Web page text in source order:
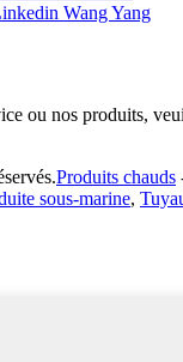
ou nos produits,
Produits chauds
sous-marine,